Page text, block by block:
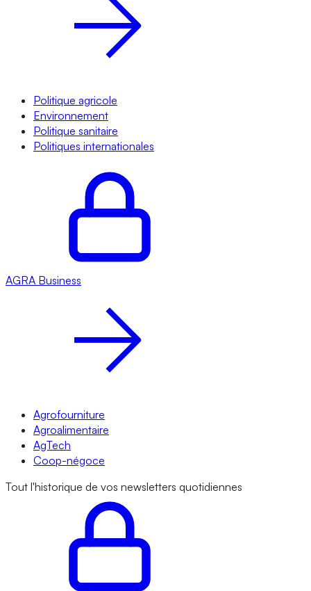
Politique agricole
Environnement
Politique sanitaire
Politiques internationales
AGRA Business
Agrofourniture
Agroalimentaire
AgTech
Coop-négoce
Tout l'historique de vos newsletters quotidiennes